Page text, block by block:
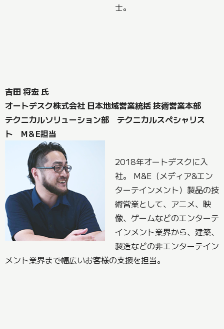
士。
吉田 将宏 氏
オートデスク株式会社 日本地域営業統括 技術営業本部
テクニカルソリューション部 テクニカルスペシャリス
ト M＆E担当
2018年オートデスクに入
社。 M&E（メディア&エン
ターテインメント）製品の技
術営業として、アニメ、映
像、ゲームなどのエンターテ
インメント業界から、建築、
製造などの非エンターテイン
メント業界まで幅広いお客様の支援を担当。